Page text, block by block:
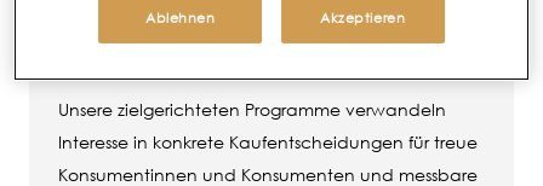
Unsere zielgerichteten Programme verwandeln
Interesse in konkrete Kaufentscheidungen für treue
Konsumentinnen und Konsumenten und messbare
Ablehnen Akzeptieren